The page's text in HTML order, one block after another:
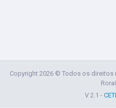
Copyright 2026 © Todos os direitos
V 2.1 -